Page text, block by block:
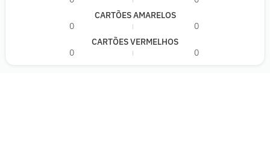
CARTÕES AMARELOS
0
0
CARTÕES VERMELHOS
0
0